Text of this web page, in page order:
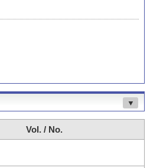
▼
Vol. / No.